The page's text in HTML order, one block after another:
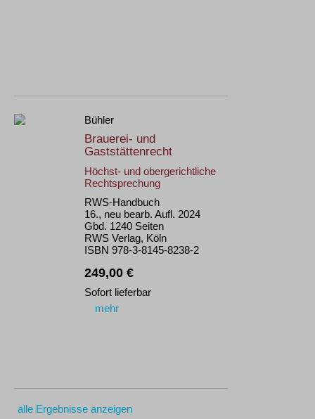
Bühler
Brauerei- und
Gaststättenrecht
Höchst- und obergerichtliche
Rechtsprechung
RWS-Handbuch
16., neu bearb. Aufl. 2024
Gbd. 1240 Seiten
RWS Verlag, Köln
ISBN 978-3-8145-8238-2
249,00 €
Sofort lieferbar
mehr
alle Ergebnisse anzeigen